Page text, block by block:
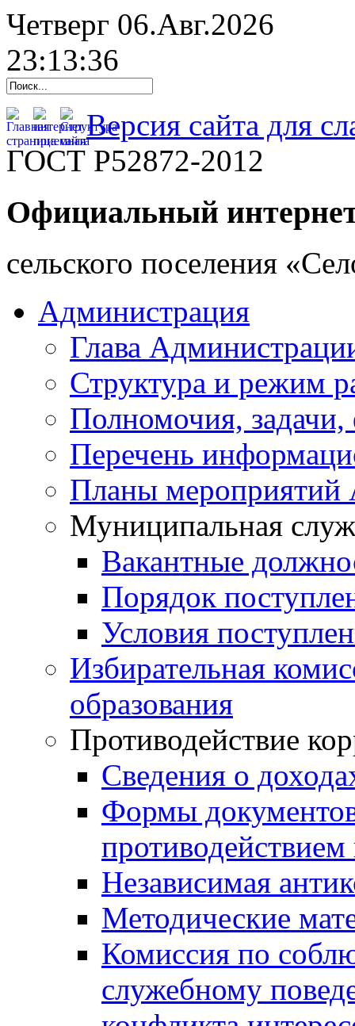
Четверг 06.Авг.2026
23:13:37
Версия сайта для
ГОСТ Р52872-2012
Официальный
cельского поселения
Администрация
Глава
Структура и режим
Полномочия,
Перечень
Планы мероприятий
Муниципальная
Вакантные
Порядок
Условия
Избирательная
образования
Противодействие
Сведения о
Формы
Независимая
Методические
Комиссия по
служебному